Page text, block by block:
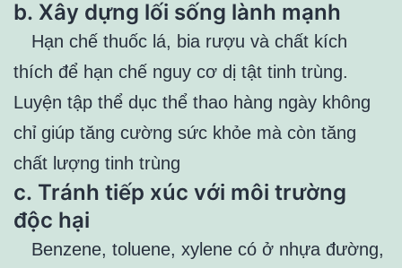
b. Xây dựng lối sống lành mạnh
Hạn chế thuốc lá, bia rượu và chất kích
thích để hạn chế nguy cơ dị tật tinh trùng.
Luyện tập thể dục thể thao hàng ngày không
chỉ giúp tăng cường sức khỏe mà còn tăng
chất lượng tinh trùng
c. Tránh tiếp xúc với môi trường
độc hại
Benzene, toluene, xylene có ở nhựa đường,